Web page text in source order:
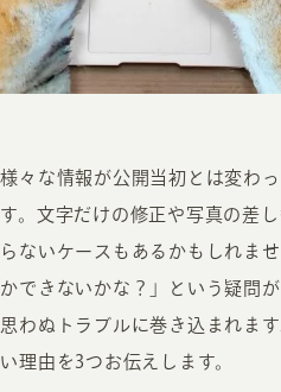
オンカのホ
々な情報が公開当初とは変わ
。文字だけの修正や写真の差
ないケースもあるかもしれませ
できないかな？」という疑問
わぬトラブルに巻き込まれま
理由を3つお伝えします。